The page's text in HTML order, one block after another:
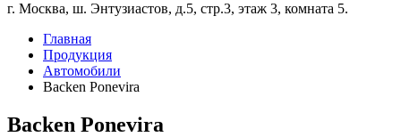
г. Москва, ш. Энтузиастов, д.5, стр.3, этаж 3, комната 5.
Главная
Продукция
Автомобили
Backen Ponevira
Backen Ponevira